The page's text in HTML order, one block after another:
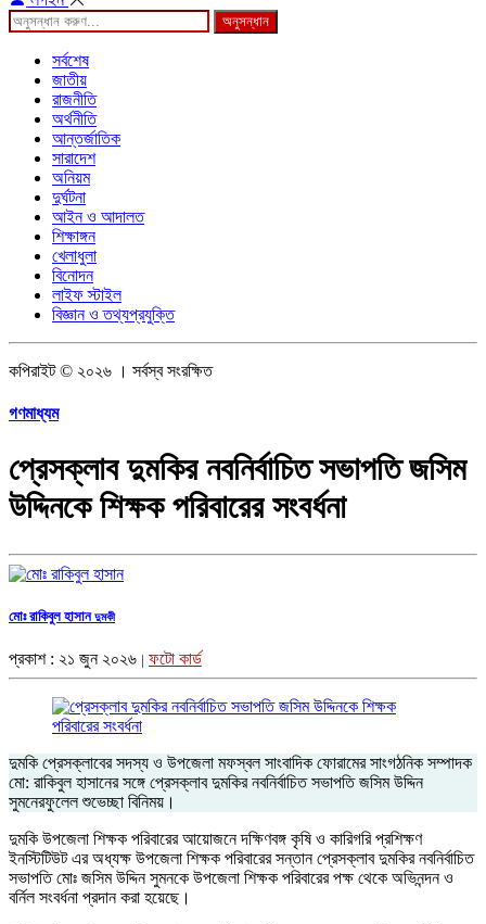
অনুসন্ধান
সর্বশেষ
জাতীয়
রাজনীতি
অর্থনীতি
আন্তর্জাতিক
সারাদেশ
অনিয়ম
দুর্ঘটনা
আইন ও আদালত
শিক্ষাঙ্গন
খেলাধুলা
বিনোদন
লাইফ স্টাইল
বিজ্ঞান ও তথ্যপ্রযুক্তি
কপিরাইট © ২০২৬ । সর্বস্ব সংরক্ষিত
গণমাধ্যম
প্রেসক্লাব দুমকির নবনির্বাচিত সভাপতি জসিম
উদ্দিনকে শিক্ষক পরিবারের সংবর্ধনা
মোঃ রাকিবুল হাসানদুমকী
প্রকাশ : ২১ জুন ২০২৬ | ফটো কার্ড
দুমকি প্রেসক্লাবের সদস্য ও উপজেলা মফস্বল সাংবাদিক ফোরামের সাংগঠনিক সম্পাদক
মো: রাকিবুল হাসানের সঙ্গে প্রেসক্লাব দুমকির নবনির্বাচিত সভাপতি জসিম উদ্দিন
সুমনেরফুলেল শুভেচ্ছা বিনিময়।
দুমকি উপজেলা শিক্ষক পরিবারের আয়োজনে দক্ষিণবঙ্গ কৃষি ও কারিগরি প্রশিক্ষণ
ইনস্টিটিউট এর অধ্যক্ষ উপজেলা শিক্ষক পরিবারের সন্তান প্রেসক্লাব দুমকির নবনির্বাচিত
সভাপতি মোঃ জসিম উদ্দিন সুমনকে উপজেলা শিক্ষক পরিবারের পক্ষ থেকে অভিনন্দন ও
বর্নিল সংবর্ধনা প্রদান করা হয়েছে।